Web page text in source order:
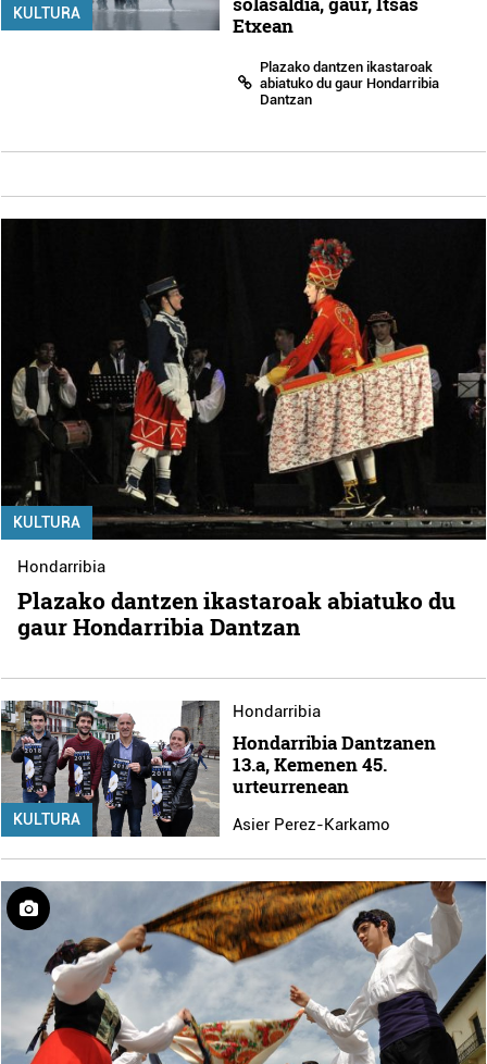
KULTURA
Etxean
Plazako dantzen ikastaroak
abiatuko du gaur Hondarribia
Dantzan
KULTURA
Hondarribia
Plazako dantzen ikastaroak abiatuko du
gaur Hondarribia Dantzan
KULTURA
Hondarribia
Hondarribia Dantzanen
13.a, Kemenen 45.
urteurrenean
Asier Perez-Karkamo